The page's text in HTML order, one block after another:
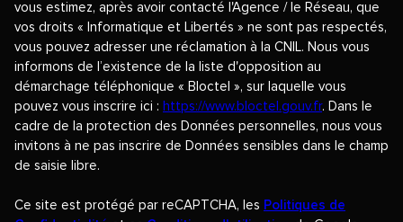
vous estimez, après avoir contacté l'Agence / le Réseau, que
vos droits « Informatique et Libertés » ne sont pas respectés,
vous pouvez adresser une réclamation à la CNIL. Nous vous
informons de l’existence de la liste d'opposition au
démarchage téléphonique « Bloctel », sur laquelle vous
pouvez vous inscrire ici : https://www.bloctel.gouv.fr. Dans le
cadre de la protection des Données personnelles, nous vous
invitons à ne pas inscrire de Données sensibles dans le champ
de saisie libre.
Ce site est protégé par reCAPTCHA, les Politiques de